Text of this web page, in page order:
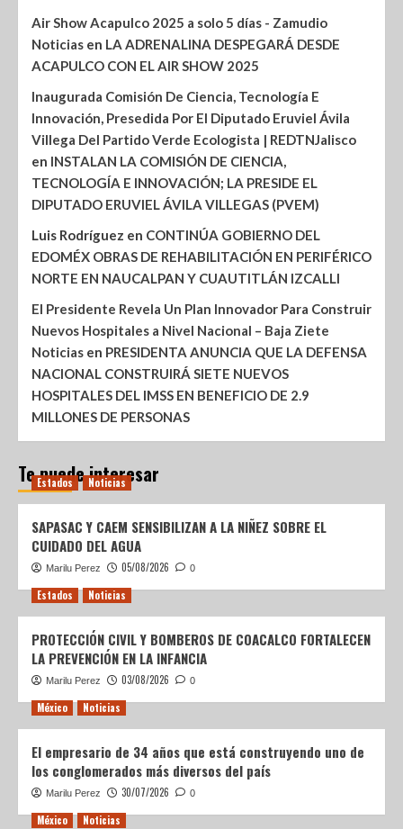
Air Show Acapulco 2025 a solo 5 días - Zamudio
Noticias en LA ADRENALINA DESPEGARÁ DESDE
ACAPULCO CON EL AIR SHOW 2025
Inaugurada Comisión De Ciencia, Tecnología E
Innovación, Presedida Por El Diputado Eruviel Ávila
Villega Del Partido Verde Ecologista | REDTNJalisco
en INSTALAN LA COMISIÓN DE CIENCIA,
TECNOLOGÍA E INNOVACIÓN; LA PRESIDE EL
DIPUTADO ERUVIEL ÁVILA VILLEGAS (PVEM)
Luis Rodríguez en CONTINÚA GOBIERNO DEL
EDOMÉX OBRAS DE REHABILITACIÓN EN PERIFÉRICO
NORTE EN NAUCALPAN Y CUAUTITLÁN IZCALLI
El Presidente Revela Un Plan Innovador Para Construir
Nuevos Hospitales a Nivel Nacional – Baja Ziete
Noticias en PRESIDENTA ANUNCIA QUE LA DEFENSA
NACIONAL CONSTRUIRÁ SIETE NUEVOS
HOSPITALES DEL IMSS EN BENEFICIO DE 2.9
MILLONES DE PERSONAS
Te puede interesar
Estados Noticias
SAPASAC Y CAEM SENSIBILIZAN A LA NIÑEZ SOBRE EL
CUIDADO DEL AGUA
Marilu Perez 05/08/2026 0
Estados Noticias
PROTECCIÓN CIVIL Y BOMBEROS DE COACALCO FORTALECEN
LA PREVENCIÓN EN LA INFANCIA
Marilu Perez 03/08/2026 0
México Noticias
El empresario de 34 años que está construyendo uno de
los conglomerados más diversos del país
Marilu Perez 30/07/2026 0
México Noticias